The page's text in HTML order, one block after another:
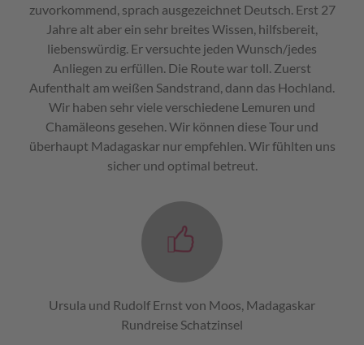
zuvorkommend, sprach ausgezeichnet Deutsch. Erst 27
Jahre alt aber ein sehr breites Wissen, hilfsbereit,
liebenswürdig. Er versuchte jeden Wunsch/jedes
Anliegen zu erfüllen. Die Route war toll. Zuerst
Aufenthalt am weißen Sandstrand, dann das Hochland.
Wir haben sehr viele verschiedene Lemuren und
Chamäleons gesehen. Wir können diese Tour und
überhaupt Madagaskar nur empfehlen. Wir fühlten uns
sicher und optimal betreut.
Ursula und Rudolf Ernst von Moos, Madagaskar
Rundreise Schatzinsel